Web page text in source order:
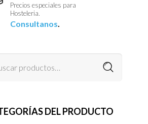
Precios especiales para
Hosteleria.
Consultanos.
DEL PRODUCTO